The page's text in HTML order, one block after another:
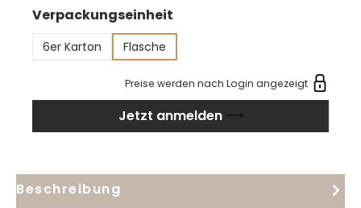
Verpackungseinheit
6er Karton Flasche
Preise werden nach Login angezeigt
Jetzt anmelden
Beschreibung